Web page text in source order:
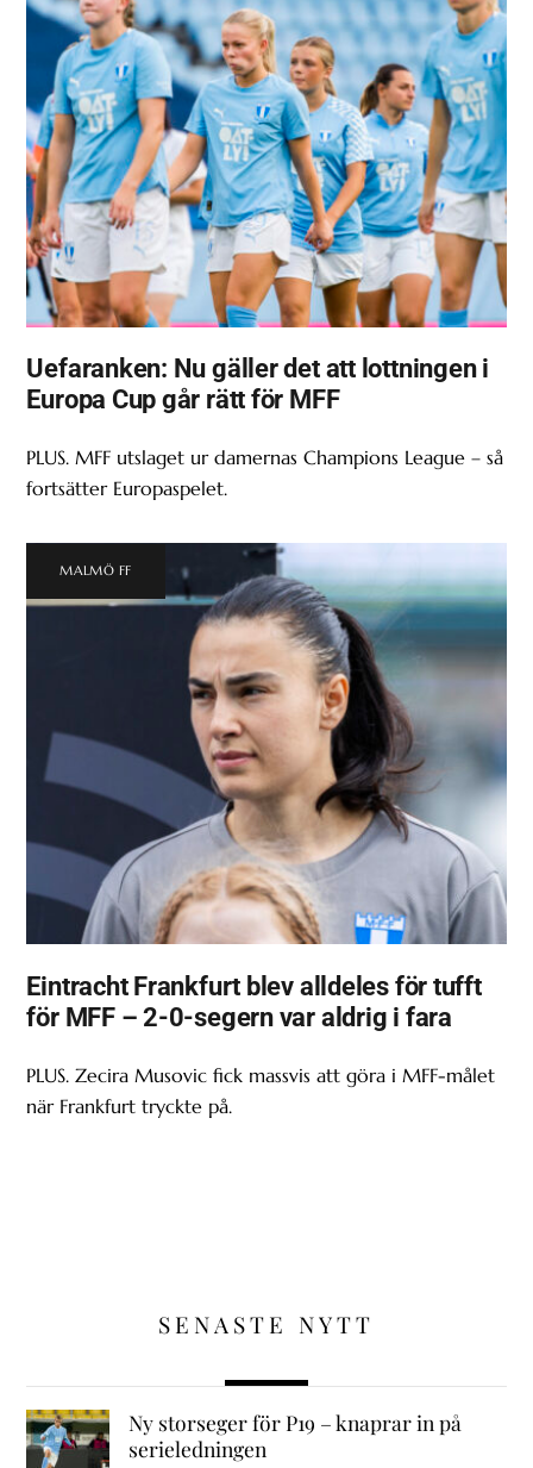
Uefaranken: Nu gäller det att lottningen i
Europa Cup går rätt för MFF
PLUS. MFF utslaget ur damernas Champions League – så
fortsätter Europaspelet.
MALMÖ FF
Eintracht Frankfurt blev alldeles för tufft
för MFF – 2-0-segern var aldrig i fara
PLUS. Zecira Musovic fick massvis att göra i MFF-målet
när Frankfurt tryckte på.
SENASTE NYTT
Ny storseger för P19 – knaprar in på
serieledningen